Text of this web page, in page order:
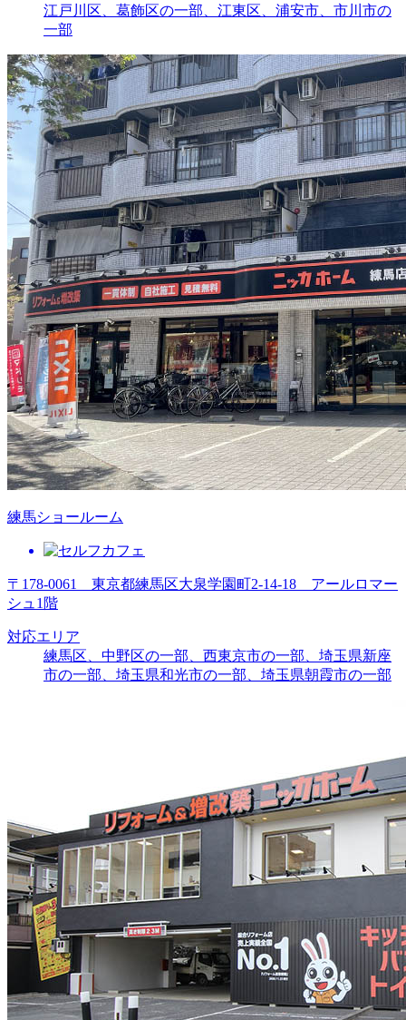
江戸川区、葛飾区の一部、江東区、浦安市、市川市の
一部
練馬ショールーム
〒178-0061 東京都練馬区大泉学園町2-14-18 アールロマー
シュ1階
対応エリア
練馬区、中野区の一部、西東京市の一部、埼玉県新座
市の一部、埼玉県和光市の一部、埼玉県朝霞市の一部